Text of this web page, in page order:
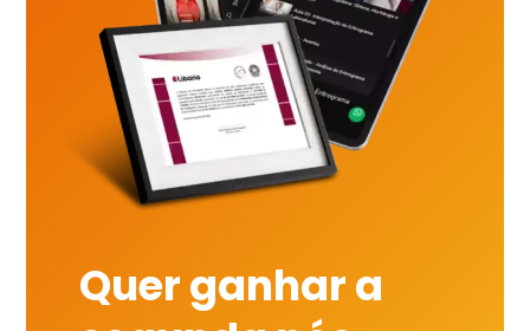
Quer ganhar a